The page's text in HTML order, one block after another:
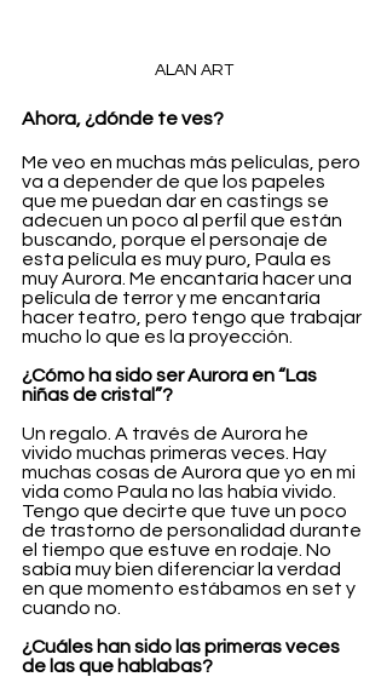
ALAN ART
Ahora, ¿dónde te ves?
Me veo en muchas más películas, pero
va a depender de que los papeles
que me puedan dar en castings se
adecuen un poco al perfil que están
buscando, porque el personaje de
esta película es muy puro, Paula es
muy Aurora. Me encantaría hacer una
película de terror y me encantaría
hacer teatro, pero tengo que trabajar
mucho lo que es la proyección.
¿Cómo ha sido ser Aurora en “Las
niñas de cristal”?
Un regalo. A través de Aurora he
vivido muchas primeras veces. Hay
muchas cosas de Aurora que yo en mi
vida como Paula no las había vivido.
Tengo que decirte que tuve un poco
de trastorno de personalidad durante
el tiempo que estuve en rodaje. No
sabía muy bien diferenciar la verdad
en que momento estábamos en set y
cuando no.
¿Cuáles han sido las primeras veces
de las que hablabas?